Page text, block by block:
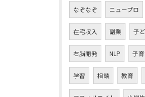
なぞなぞ ニュープロ
在宅収入 副業 子
右脳開発 NLP 子
学習 相談 教育